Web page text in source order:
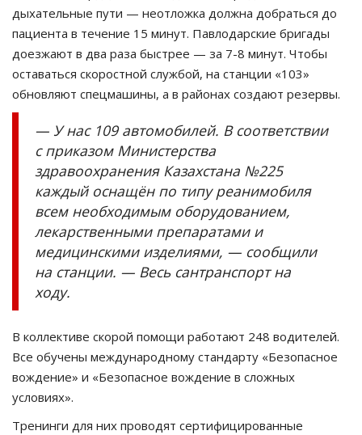
дыхательные пути — неотложка должна добраться до
пациента в течение 15 минут. Павлодарские бригады
доезжают в два раза быстрее — за 7-8 минут. Чтобы
оставаться скоростной службой, на станции «103»
обновляют спецмашины, а в районах создают резервы.
— У нас 109 автомобилей. ⁠В соответствии
с приказом Министерства
здравоохранения Казахстана №225
каждый оснащён по типу реанимобиля
всем необходимым оборудованием,
лекарственными препаратами и
медицинскими изделиями, — сообщили
на станции. — Весь сантранспорт на
ходу.
В коллективе скорой помощи работают 248 водителей.
Все обучены международному стандарту «Безопасное
вождение» и «Безопасное вождение в сложных
условиях».
Тренинги для них проводят сертифицированные